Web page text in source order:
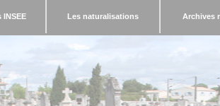
INSEE Les naturalisations Archives